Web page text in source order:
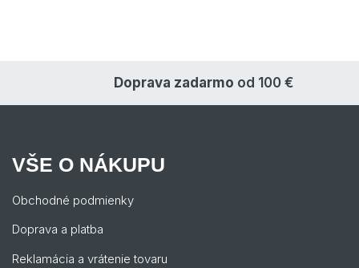
Doprava zadarmo od 100 €
VŠE O NÁKUPU
Obchodné podmienky
Doprava a platba
Reklamácia a vrátenie tovaru